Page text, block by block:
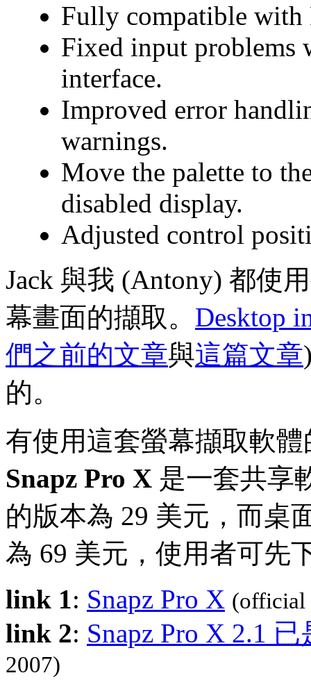
Fully compatible with
Fixed input problems
interface.
Improved error
warnings.
Move the palette to
disabled display.
Adjusted control
Jack 與我 (Antony) 都使
幕畫面的擷取。 Desktop
們之前的文章與這篇文章
的。
有使用這套螢幕擷取軟
Snapz Pro X 是一套共享
的版本為 29 美元，而桌
為 69 美元，使用者可先
link 1: Snapz Pro X (official
link 2: Snapz Pro X 2.1
2007)